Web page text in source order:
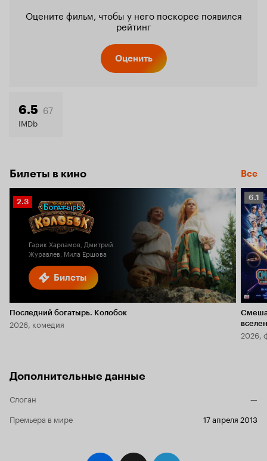
Оцените фильм, чтобы у него поскорее появился
рейтинг
Оценить
6.5 67
IMDb
Билеты в кино Все
Билеты
Рейтинг
Кинопоиска
2.3
Гарик Харламов, Дмитрий
Журавлев, Мила Ершова
Последний богатырь. Колобок
2026, комедия
6.1
6.1
2026,
Дополнительные данные
Слоган
—
Премьера в мире
17 апреля 2013